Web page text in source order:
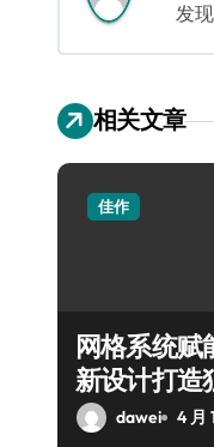
发
相关文章
佳作
网格系统赋
新设计打造
实践dawei 4 月